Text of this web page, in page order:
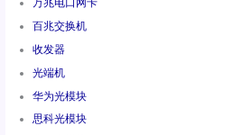
万兆电口网卡
百兆交换机
收发器
光端机
华为光模块
思科光模块